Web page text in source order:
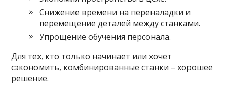
Снижение времени на переналадки и
перемещение деталей между станками.
Упрощение обучения персонала.
Для тех, кто только начинает или хочет
сэкономить, комбинированные станки – хорошее
решение.